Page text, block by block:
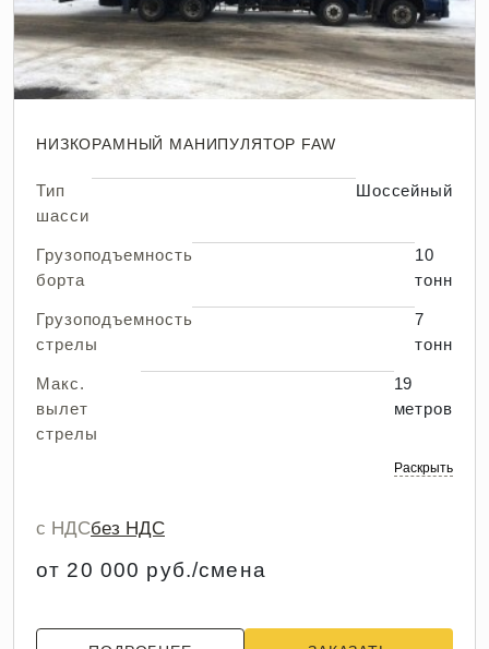
НИЗКОРАМНЫЙ МАНИПУЛЯТОР FAW
Тип
шасси
Шоссейный
Грузоподъемность
борта
10
тонн
Грузоподъемность
стрелы
7
тонн
Макс.
вылет
стрелы
19
метров
Раскрыть
с НДСбез НДС
от 20 000 руб./смена